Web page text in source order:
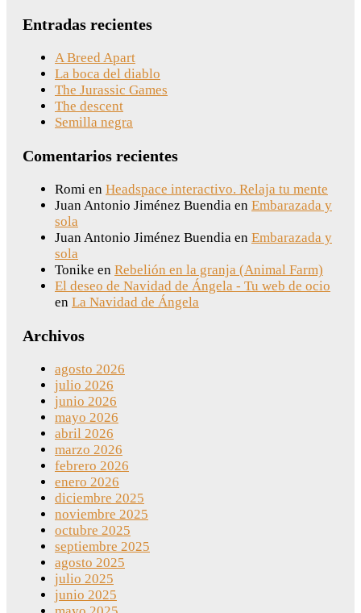
Entradas recientes
A Breed Apart
La boca del diablo
The Jurassic Games
The descent
Semilla negra
Comentarios recientes
Romi en Headspace interactivo. Relaja tu mente
Juan Antonio Jiménez Buendia en Embarazada y
sola
Juan Antonio Jiménez Buendia en Embarazada y
sola
Tonike en Rebelión en la granja (Animal Farm)
El deseo de Navidad de Ángela - Tu web de ocio
en La Navidad de Ángela
Archivos
agosto 2026
julio 2026
junio 2026
mayo 2026
abril 2026
marzo 2026
febrero 2026
enero 2026
diciembre 2025
noviembre 2025
octubre 2025
septiembre 2025
agosto 2025
julio 2025
junio 2025